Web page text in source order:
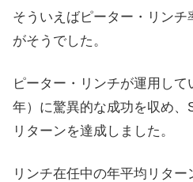
そういえばピーター・リンチ
がそうでした。
ピーター・リンチが運用し
年）に驚異的な成功を収め、
リターンを達成しました。
リンチ在任中の年平均リタ